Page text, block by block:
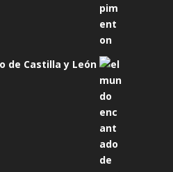
de Castilla y León